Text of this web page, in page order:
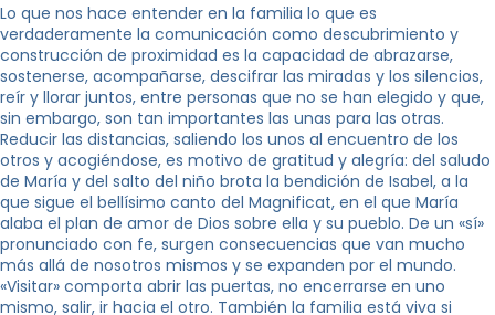
Lo que nos hace entender en la familia lo que es
verdaderamente la comunicación como descubrimiento y
construcción de proximidad es la capacidad de abrazarse,
sostenerse, acompañarse, descifrar las miradas y los silencios,
reír y llorar juntos, entre personas que no se han elegido y que,
sin embargo, son tan importantes las unas para las otras.
Reducir las distancias, saliendo los unos al encuentro de los
otros y acogiéndose, es motivo de gratitud y alegría: del saludo
de María y del salto del niño brota la bendición de Isabel, a la
que sigue el bellísimo canto del Magnificat, en el que María
alaba el plan de amor de Dios sobre ella y su pueblo. De un «sí»
pronunciado con fe, surgen consecuencias que van mucho
más allá de nosotros mismos y se expanden por el mundo.
«Visitar» comporta abrir las puertas, no encerrarse en uno
mismo, salir, ir hacia el otro. También la familia está viva si